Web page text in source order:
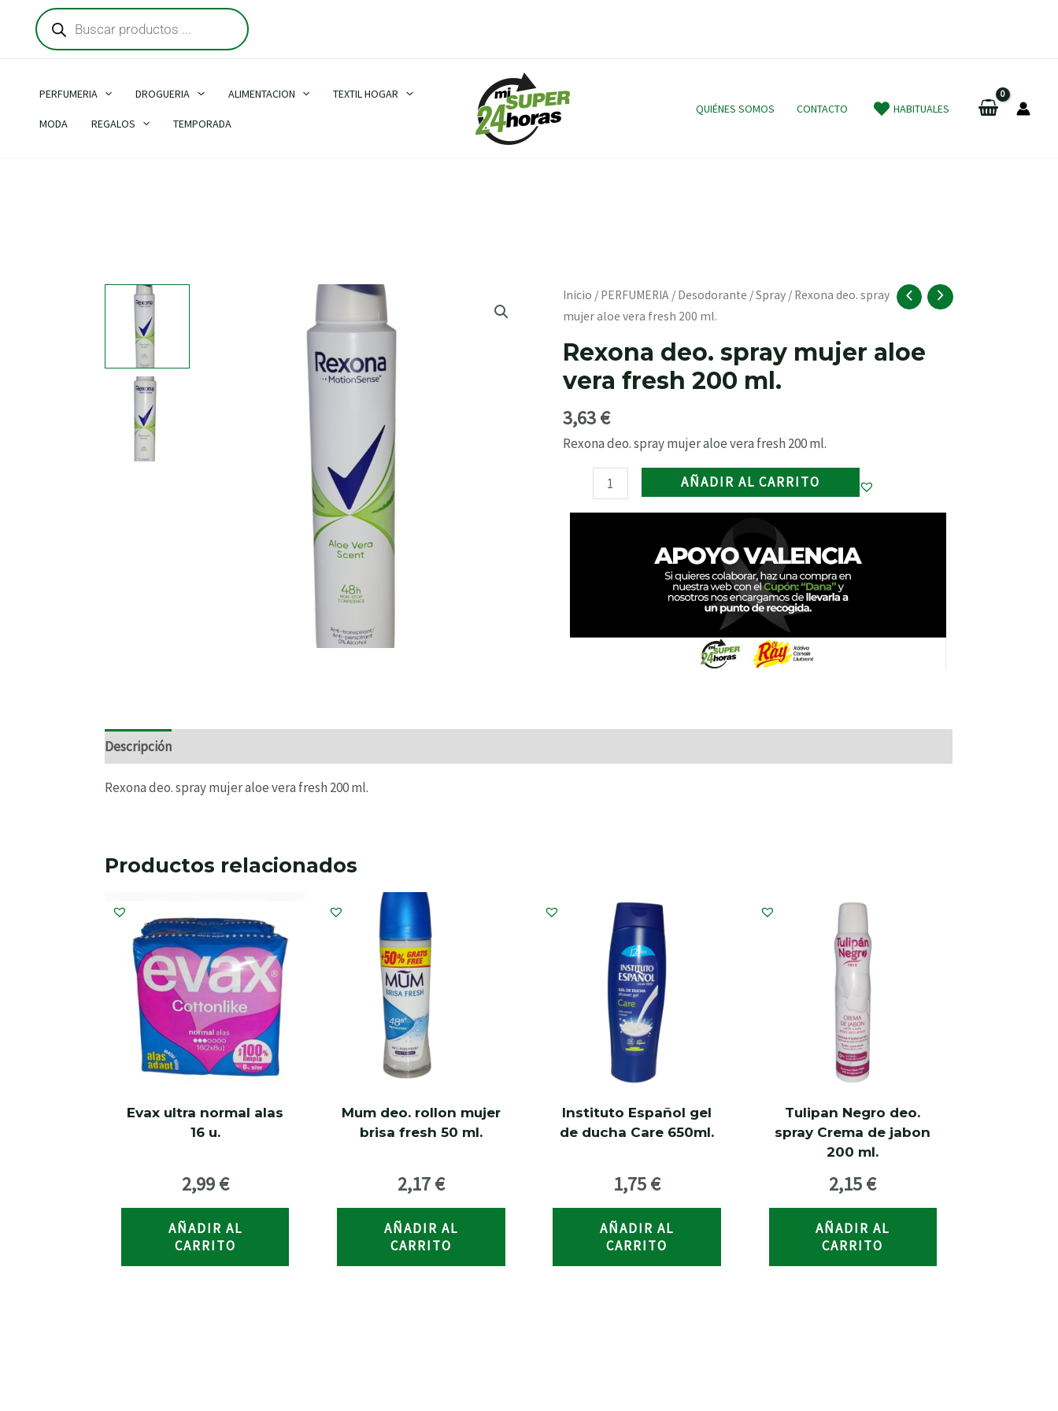
contenido
Búsqueda
de
productos
PERFUMERIA DROGUERIA ALIMENTACION TEXTIL HOGAR
MODA REGALOS TEMPORADA
QUIÉNES SOMOS CONTACTO HABITUALES
Inicio / PERFUMERIA / Desodorante /Spray / Rexona deo. spray
mujer aloe vera fresh 200 ml.
Rexona deo. spray mujer aloe
vera fresh 200 ml.
3,63€
Rexona deo. spray mujer aloe vera fresh 200 ml.
Rexona
deo.
mujer
aloe
fresh
200
cantidad
AÑADIR AL CARRITO
Descripción
Rexona deo. spray mujer aloe vera fresh 200 ml.
Productos relacionados
Evax ultra normal alas
16 u.
2,99€
AÑADIR AL
CARRITO
Mum deo. rollon mujer
brisa fresh 50 ml.
2,17€
AÑADIR AL
CARRITO
Instituto Español gel
de ducha Care 650ml.
1,75€
AÑADIR AL
CARRITO
Tulipan Negro deo.
spray Crema de jabon
200 ml.
2,15€
AÑADIR AL
CARRITO